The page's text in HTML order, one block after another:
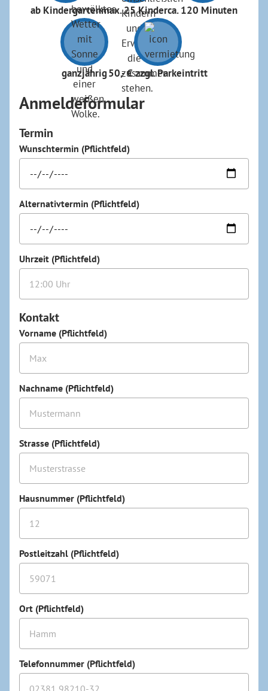
ab Kindergartenmax. 25 Kinderca. 120 Minuten
ganzjährig50,- € zzgl. Parkeintritt
Anmeldeformular
Termin
Wunschtermin (Pflichtfeld)
Alternativtermin (Pflichtfeld)
Uhrzeit (Pflichtfeld)
Kontakt
Vorname (Pflichtfeld)
Nachname (Pflichtfeld)
Strasse (Pflichtfeld)
Hausnummer (Pflichtfeld)
Postleitzahl (Pflichtfeld)
Ort (Pflichtfeld)
Telefonnummer (Pflichtfeld)